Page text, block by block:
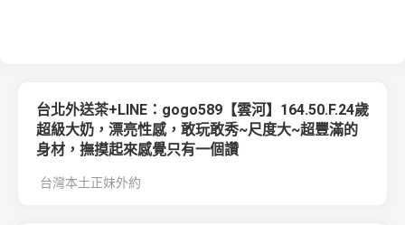
台北外送茶+LINE：gogo589【雲河】164.50.F.24歲
超級大奶，漂亮性感，敢玩敢秀~尺度大~超豐滿的
身材，撫摸起來感覺只有一個讚
台灣本土正妹外約